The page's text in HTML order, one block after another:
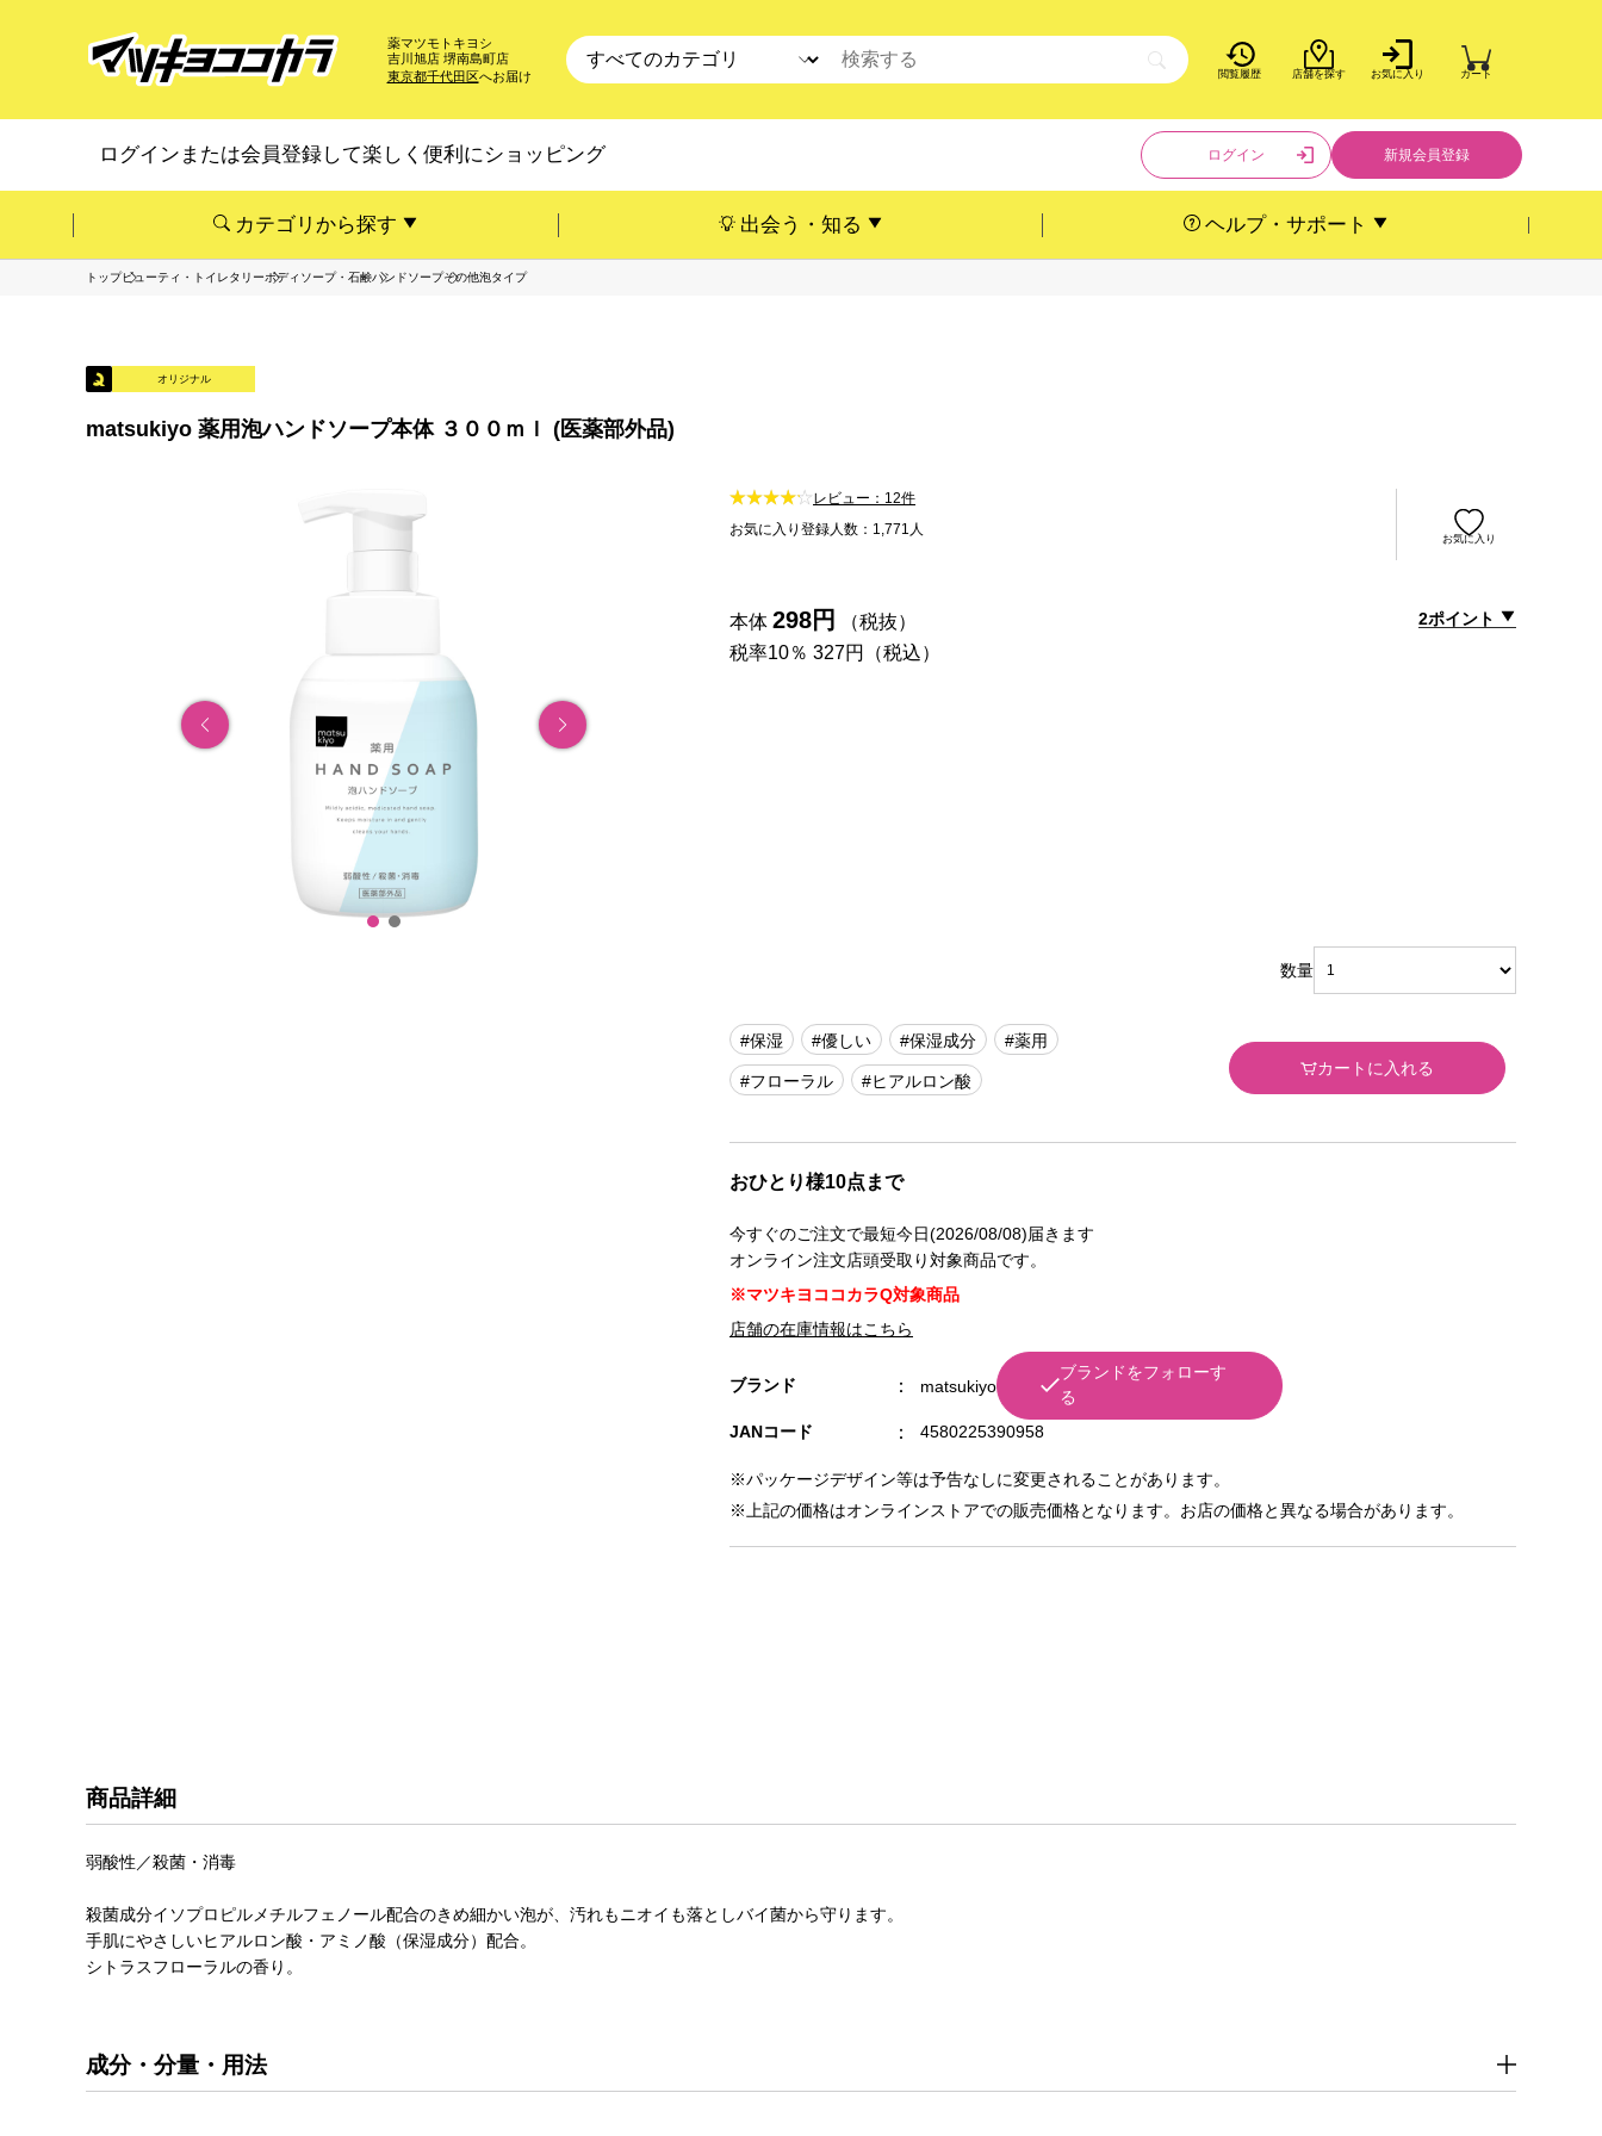
薬マツモトキヨシ
吉川旭店 堺南島町店
東京都千代田区へお届け 閲覧履歴 店舗を探す お気に入り カート
ログインまたは会員登録して楽しく便利にショッピング ログイン 新規会員登録
カテゴリから探す 出会う・知る ヘルプ・サポート
トップビューティ・トイレタリーボディソープ・石鹸ハンドソープその他泡タイプ
オリジナル
matsukiyo 薬用泡ハンドソープ本体 ３００ｍｌ (医薬部外品)
レビュー：12件
お気に入り登録人数：1,771人
お気に入り
本体 298円
（税抜）
税率10％ 327円（税込）
2ポイント
#保湿 #優しい #保湿成分 #薬用
#フローラル #ヒアルロン酸
おひとり様10点まで
今すぐのご注文で最短今日(2026/08/08)届きます
オンライン注文店頭受取り対象商品です。
※マツキヨココカラQ対象商品
店舗の在庫情報はこちら
ブランド matsukiyo
ブランドをフォローす
る
JANコード
4580225390958
※パッケージデザイン等は予告なしに変更されることがあります。
※上記の価格はオンラインストアでの販売価格となります。お店の価格と異なる場合があります。
数量
カートに入れる
商品詳細
弱酸性／殺菌・消毒
殺菌成分イソプロピルメチルフェノール配合のきめ細かい泡が、汚れもニオイも落としバイ菌から守ります。
手肌にやさしいヒアルロン酸・アミノ酸（保湿成分）配合。
シトラスフローラルの香り。
成分・分量・用法